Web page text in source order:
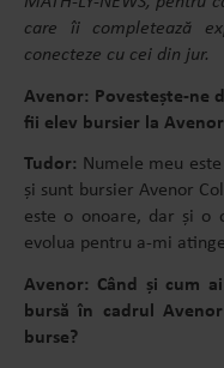
care îi completează
conecteze cu cei din jur.
Avenor: Povestește-ne
fii elev bursier la
Tudor: Numele meu
și sunt bursier Avenor
este o onoare, dar și o
evolua pentru a-mi
Avenor: Când și cum
bursă în cadrul
burse?